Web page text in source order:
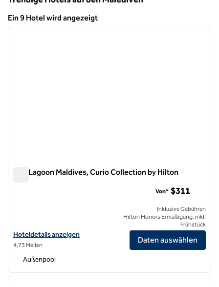
Ein 9 Hotel wird angezeigt
Ein 9 Hotel wird angezeigt
1 von 13
SAii Lagoon Maldives, Curio Collection by Hilton
Hoteldetails für SAii Lagoon Maldives, Curio Collection by Hilton
Hoteldetails anzeigen
4,73 Meilen
Von* $311
Inklusive Gebühren
Hilton Honors Ermäßigung, inkl.
Frühstück
Daten auswählen
Außenpool
1 von 6